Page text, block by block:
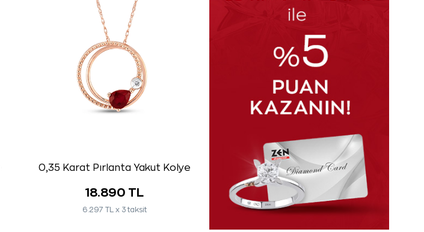
0,35 Karat Pırlanta Yakut Kolye
18.890 TL
6.297 TL x 3 taksit